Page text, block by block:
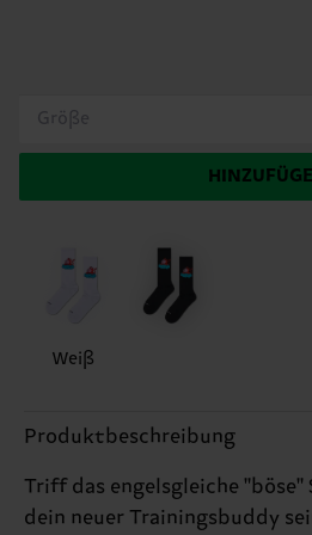
Größe
Weiß
Produktbeschreibung
Triff das engelsgleiche "böse"
dein neuer Trainingsbuddy